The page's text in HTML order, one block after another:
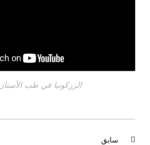
الزركونيا في طب
سابق